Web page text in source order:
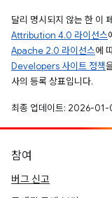
달리 명시되지 않는 한 이
Attribution 4.0 라이선스
Apache 2.0 라이선스에
Developers 사이트 정책
사의 등록 상표입니다.
최종 업데이트: 2026-01-
참여
버그 신고